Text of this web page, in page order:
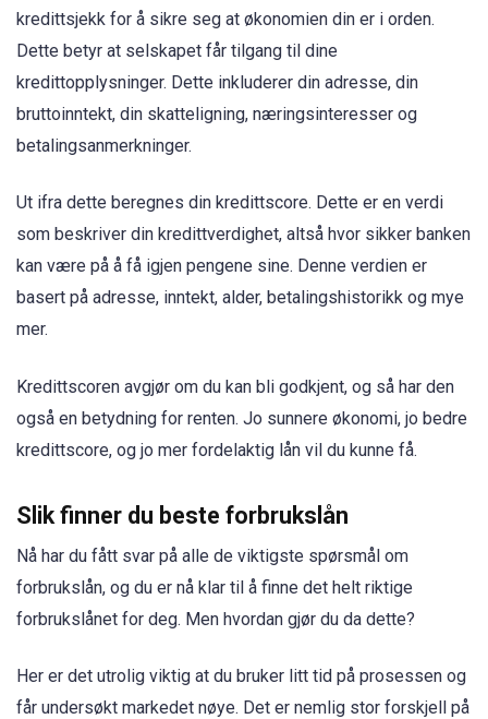
kredittsjekk for å sikre seg at økonomien din er i orden.
Dette betyr at selskapet får tilgang til dine
kredittopplysninger. Dette inkluderer din adresse, din
bruttoinntekt, din skatteligning, næringsinteresser og
betalingsanmerkninger.
Ut ifra dette beregnes din kredittscore. Dette er en verdi
som beskriver din kredittverdighet, altså hvor sikker banken
kan være på å få igjen pengene sine. Denne verdien er
basert på adresse, inntekt, alder, betalingshistorikk og mye
mer.
Kredittscoren avgjør om du kan bli godkjent, og så har den
også en betydning for renten. Jo sunnere økonomi, jo bedre
kredittscore, og jo mer fordelaktig lån vil du kunne få.
Slik finner du beste forbrukslån
Nå har du fått svar på alle de viktigste spørsmål om
forbrukslån, og du er nå klar til å finne det helt riktige
forbrukslånet for deg. Men hvordan gjør du da dette?
Her er det utrolig viktig at du bruker litt tid på prosessen og
får undersøkt markedet nøye. Det er nemlig stor forskjell på